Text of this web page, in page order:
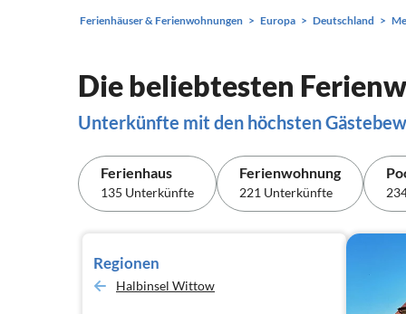
Ferienhäuser & Ferienwohnungen Europa Deutschland
Die beliebtesten
Unterkünfte mit den höchsten
Ferienhaus
135 Unterkünfte
Ferienwohnung
221 Unterkünfte
Regionen
Halbinsel Wittow